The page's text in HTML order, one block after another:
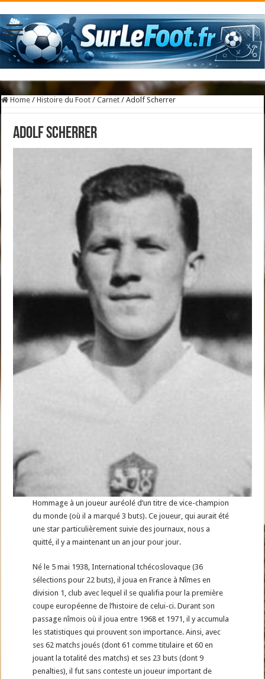
Home / Histoire du Foot / Carnet / Adolf Scherrer
Adolf Scherrer
Hommage à un joueur auréolé d’un titre de vice-champion
du monde (où il a marqué 3 buts). Ce joueur, qui aurait été
une star particulièrement suivie des journaux, nous a
quitté, il y a maintenant un an jour pour jour.
Né le 5 mai 1938, International tchécoslovaque (36
sélections pour 22 buts), il joua en France à Nîmes en
division 1, club avec lequel il se qualifia pour la première
coupe européenne de l’histoire de celui-ci. Durant son
passage nîmois où il joua entre 1968 et 1971, il y accumula
les statistiques qui prouvent son importance. Ainsi, avec
ses 62 matchs joués (dont 61 comme titulaire et 60 en
jouant la totalité des matchs) et ses 23 buts (dont 9
penalties), il fut sans conteste un joueur important de